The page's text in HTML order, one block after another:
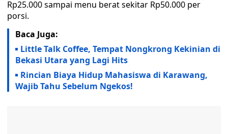
Rp25.000 sampai menu berat sekitar Rp50.000 per
porsi.
Baca Juga:
Little Talk Coffee, Tempat Nongkrong Kekinian di
Bekasi Utara yang Lagi Hits
Rincian Biaya Hidup Mahasiswa di Karawang,
Wajib Tahu Sebelum Ngekos!